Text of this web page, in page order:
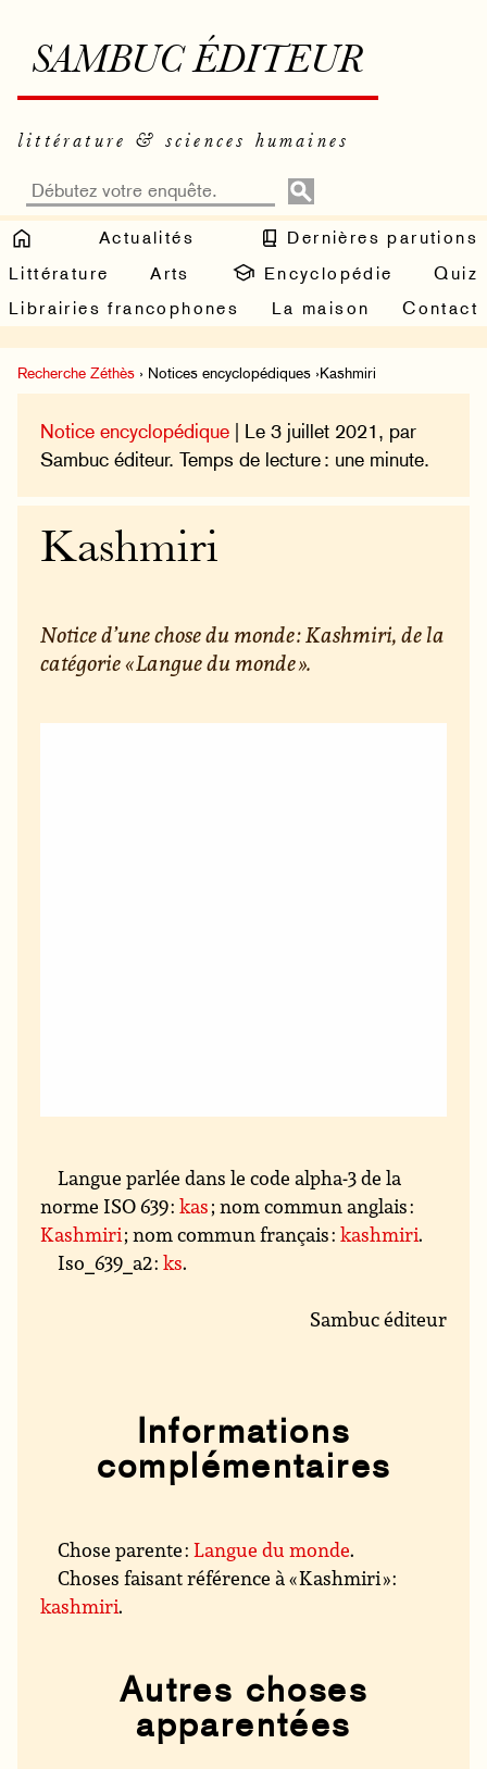
SAMBUC ÉDITEUR
littérature & sciences humaines
Actualités
Dernières parutions
Littérature
Arts Encyclopédie
Quiz
Librairies francophones
La maison Contact
Recherche Zéthès › Notices encyclopédiques ›Kashmiri
Notice encyclopédique | Le 3 juillet 2021, par
Sambuc éditeur. Temps de lecture : une minute.
Kashmiri
Notice d’une chose du monde : Kashmiri, de la
catégorie « Langue du monde ».
Langue parlée dans le code alpha-3 de la
norme ISO 639 :kas; nom commun anglais :
Kashmiri; nom commun français :kashmiri.
Iso_639_a2 :ks.
Sambuc éditeur
Informations
complémentaires
Chose parente :Langue du monde.
Choses faisant référence à « Kashmiri » :
kashmiri.
Autres choses
apparentées